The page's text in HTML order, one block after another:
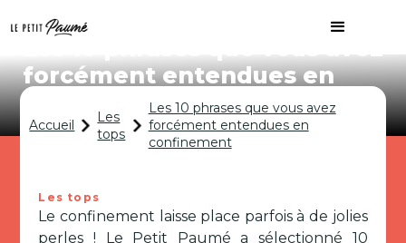
Les 10 phrases que vous avez
forcément entendues en
confinement
Accueil
Les
tops
Les 10 phrases que vous avez
forcément entendues en
confinement
Les tops
Le confinement laisse place parfois à de jolies
perles ! Le Petit Paumé a sélectionné 10